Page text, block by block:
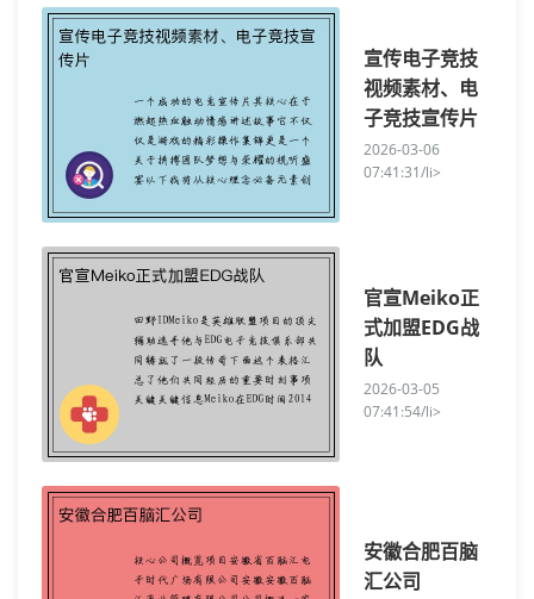
宣传电子竞技
视频素材、电
子竞技宣传片
2026-03-06
07:41:31/li>
官宣Meiko正
式加盟EDG战
队
2026-03-05
07:41:54/li>
安徽合肥百脑
汇公司